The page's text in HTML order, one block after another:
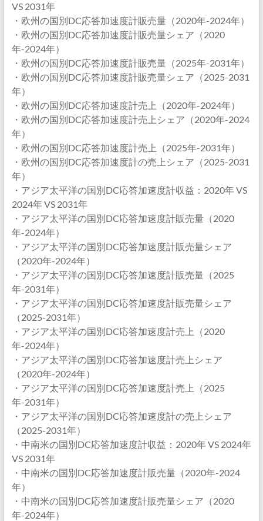
VS 2031年
・欧州の国別DC応答加速度計販売量（2020年-2024年）
・欧州の国別DC応答加速度計販売量シェア（2020
年-2024年）
・欧州の国別DC応答加速度計販売量（2025年-2031年）
・欧州の国別DC応答加速度計販売量シェア（2025-2031
年）
・欧州の国別DC応答加速度計売上（2020年-2024年）
・欧州の国別DC応答加速度計売上シェア（2020年-2024
年）
・欧州の国別DC応答加速度計売上（2025年-2031年）
・欧州の国別DC応答加速度計の売上シェア（2025-2031
年）
・アジア太平洋の国別DC応答加速度計収益：2020年 VS
2024年 VS 2031年
・アジア太平洋の国別DC応答加速度計販売量（2020
年-2024年）
・アジア太平洋の国別DC応答加速度計販売量シェア
（2020年-2024年）
・アジア太平洋の国別DC応答加速度計販売量（2025
年-2031年）
・アジア太平洋の国別DC応答加速度計販売量シェア
（2025-2031年）
・アジア太平洋の国別DC応答加速度計売上（2020
年-2024年）
・アジア太平洋の国別DC応答加速度計売上シェア
（2020年-2024年）
・アジア太平洋の国別DC応答加速度計売上（2025
年-2031年）
・アジア太平洋の国別DC応答加速度計の売上シェア
（2025-2031年）
・中南米の国別DC応答加速度計収益：2020年 VS 2024年
VS 2031年
・中南米の国別DC応答加速度計販売量（2020年-2024
年）
・中南米の国別DC応答加速度計販売量シェア（2020
年-2024年）